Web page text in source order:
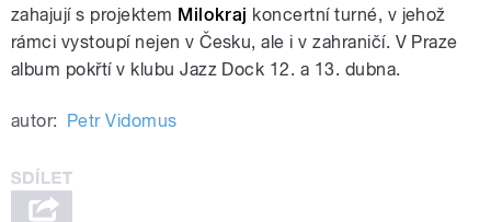
zahajují s projektem Milokraj koncertní turné, v jehož
rámci vystoupí nejen v Česku, ale i v zahraničí. V Praze
album pokřtí v klubu Jazz Dock 12. a 13. dubna.
autor: Petr Vidomus